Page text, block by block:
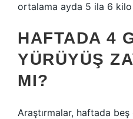
ortalama ayda 5 ila 6
HAFTADA 4
YÜRÜYÜŞ
MI?
Araştırmalar, haftada